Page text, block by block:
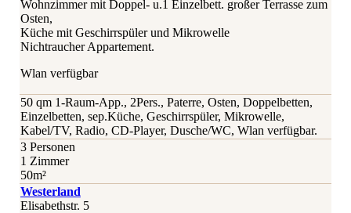
Wohnzimmer mit Doppel- u.1 Einzelbett. großer Terrasse zum
Osten,
Küche mit Geschirrspüler und Mikrowelle
Nichtraucher Appartement.
Wlan verfügbar
50 qm 1-Raum-App., 2Pers., Paterre, Osten, Doppelbetten,
Einzelbetten, sep.Küche, Geschirrspüler, Mikrowelle,
Kabel/TV, Radio, CD-Player, Dusche/WC, Wlan verfügbar.
3 Personen
1 Zimmer
50m²
Westerland
Elisabethstr. 5